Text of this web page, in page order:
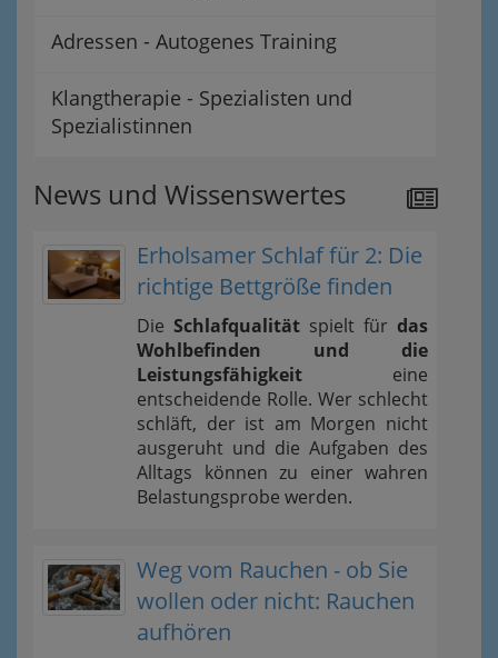
Adressen - Autogenes Training
Klangtherapie - Spezialisten und
Spezialistinnen
News und Wissenswertes
Erholsamer Schlaf für 2: Die
richtige Bettgröße finden
Die Schlafqualität spielt für das
Wohlbefinden und die
Leistungsfähigkeit eine
entscheidende Rolle. Wer schlecht
schläft, der ist am Morgen nicht
ausgeruht und die Aufgaben des
Alltags können zu einer wahren
Belastungsprobe werden.
Weg vom Rauchen - ob Sie
wollen oder nicht: Rauchen
aufhören